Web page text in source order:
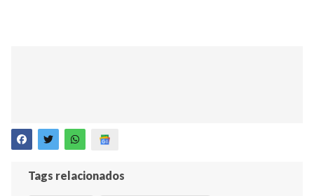
Tags relacionados